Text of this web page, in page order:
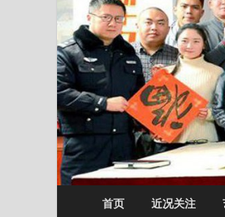
首页 近况关注